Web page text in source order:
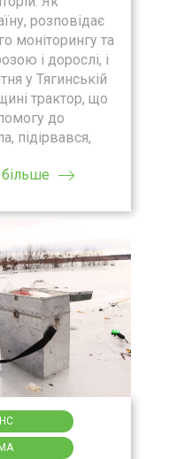
розповідає
моніторингу та
і дорослі, і
у Тягинській
трактор, що
до
підірвався,